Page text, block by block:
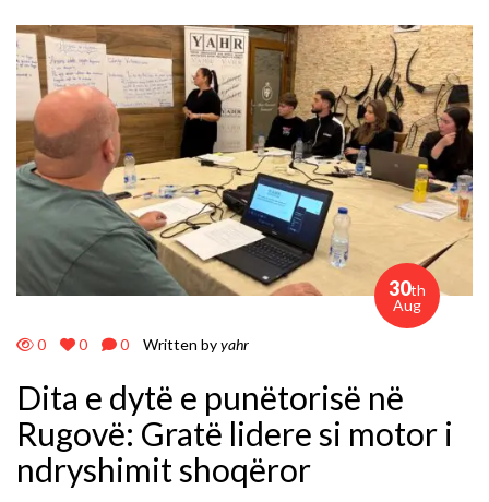
30th
Aug
0 0 0 Written byyahr
Dita e dytë e punëtorisë në
Rugovë: Gratë lidere si motor i
ndryshimit shoqëror